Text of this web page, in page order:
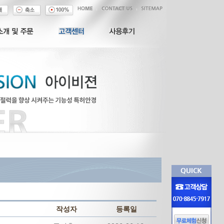
작성자 등록일